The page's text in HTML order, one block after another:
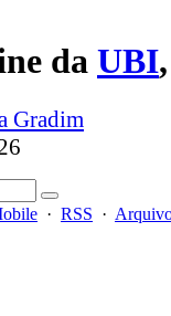
da UBI
Gradim
· RSS ·